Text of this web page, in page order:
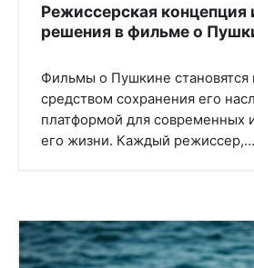
Режиссерская концепция
решения в фильме о
Фильмы о Пушкине становятся
средством сохранения его
платформой для современных
его жизни. Каждый режиссер,…